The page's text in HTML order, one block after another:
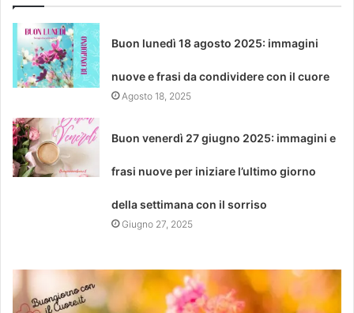
Buon lunedì 18 agosto 2025: immagini
nuove e frasi da condividere con il cuore
Agosto 18, 2025
Buon venerdì 27 giugno 2025: immagini e
frasi nuove per iniziare l’ultimo giorno
della settimana con il sorriso
Giugno 27, 2025